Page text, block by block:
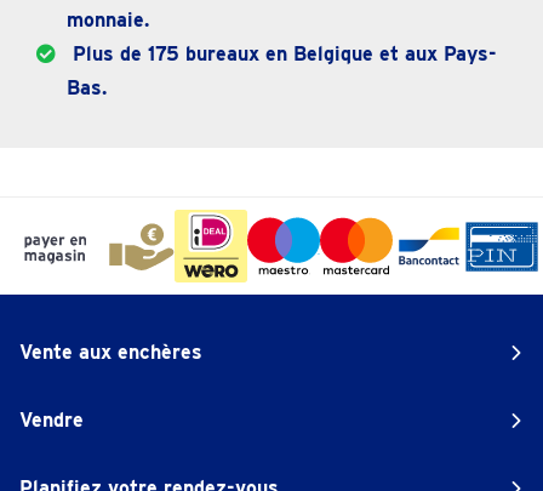
monnaie.
Plus de 175 bureaux en Belgique et aux Pays-
Bas.
Vente aux enchères
Vendre